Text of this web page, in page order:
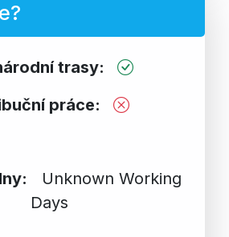
trasy:
práce:
Unknown Working
Days